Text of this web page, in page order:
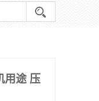
用途 压